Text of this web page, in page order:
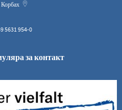
Корбах
5631 954-0
за контакт